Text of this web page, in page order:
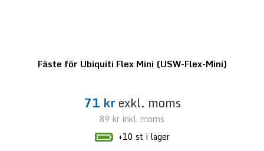
Fäste för Ubiquiti Flex Mini (USW-Flex-Mini)
71 krexkl. moms
89 kr inkl. moms
+10 st i lager